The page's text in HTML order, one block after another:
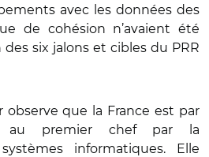
avec les données des
de cohésion n’avaient été
des six jalons et cibles du PRR
observe que la France est par
au premier chef par la
informatiques. Elle